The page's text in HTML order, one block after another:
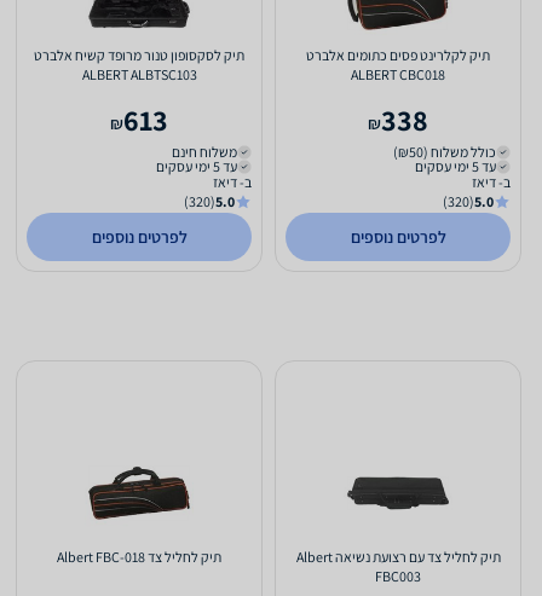
תיק לקלרינט פסים כתומים אלברט
ALBERT CBC018
338
₪
כולל משלוח (₪50)
עד 5 ימי עסקים
ב- דיאז
5.0
(320)
לפרטים נוספים
תיק לסקסופון טנור מרופד קשיח אלברט
ALBERT ALBTSC103
613
₪
משלוח חינם
עד 5 ימי עסקים
ב- דיאז
5.0
(320)
לפרטים נוספים
תיק לחליל צד עם רצועת נשיאה Albert
FBC003
תיק לחליל צד Albert FBC-018